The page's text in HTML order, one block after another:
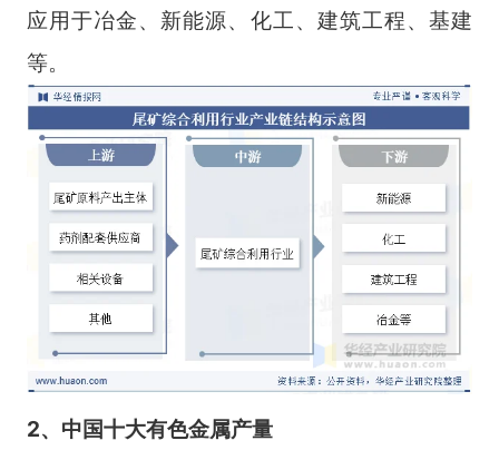
应用于冶金、新能源、化工、建筑工程、基建
等。
2、中国十大有色金属产量